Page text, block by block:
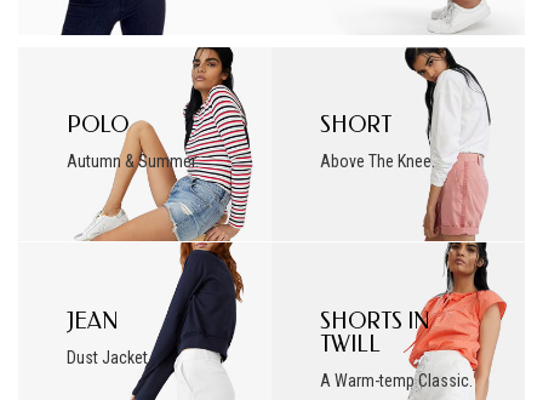
POLO
Autumn & Summer.
SHORT
Above The Knee.
JEAN
Dust Jacket.
SHORTS IN
TWILL
A Warm-temp Classic.